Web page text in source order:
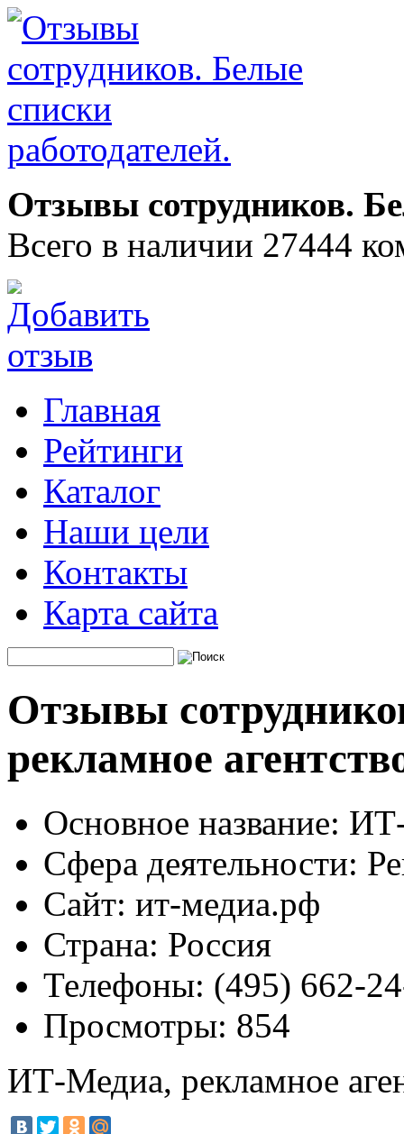
Отзывы сотрудников.
Всего в наличии 27444
Главная
Рейтинги
Каталог
Наши цели
Контакты
Карта сайта
Отзывы
рекламное
Основное название:
Сфера деятельности:
Сайт: ит-медиа.рф
Страна: Россия
Телефоны: (495) 662-
Просмотры: 854
ИТ-Медиа, рекламное